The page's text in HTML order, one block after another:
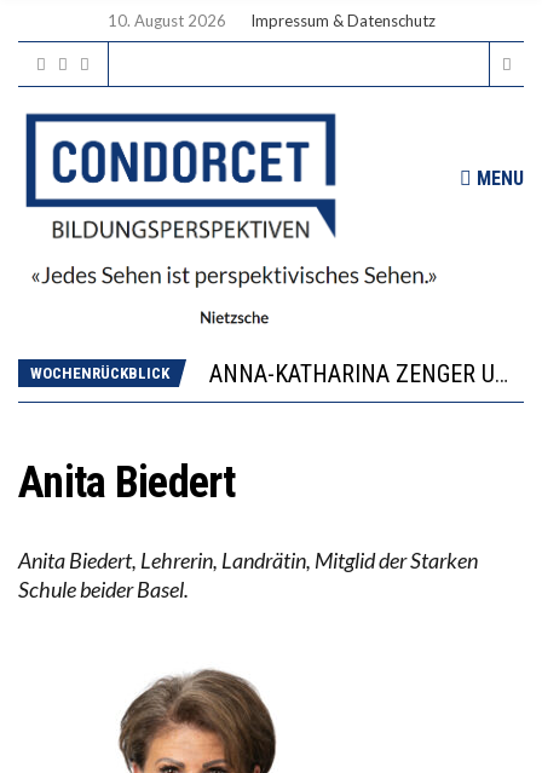
10. August 2026 Impressum & Datenschutz
MENU
WOCHENRÜCKBLICK
ANNA-KATHARINA ZENGER UND IHRE VERFASSUNGSKENNTNISSE
“VIEL ZU VIELE SCHÜLER, DIE GEMESSEN AN IHREN FÄHIGKEITEN GAR NICHT ANS GYMNASIUM GEHÖREN”
Anita Biedert
Anita Biedert, Lehrerin, Landrätin, Mitglid der Starken
Schule beider Basel.